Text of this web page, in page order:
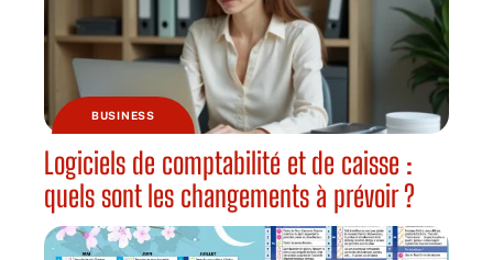
BUSINESS
Logiciels de comptabilité et de caisse :
quels sont les changements à prévoir ?